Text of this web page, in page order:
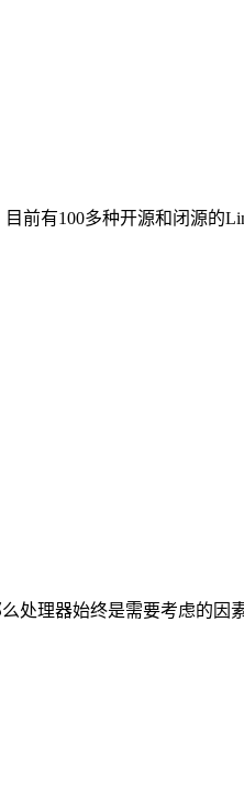
前有100多种开源和闭源的
处理器始终是需要考虑的